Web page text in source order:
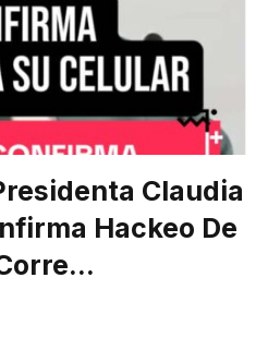
Claudia
Hackeo De